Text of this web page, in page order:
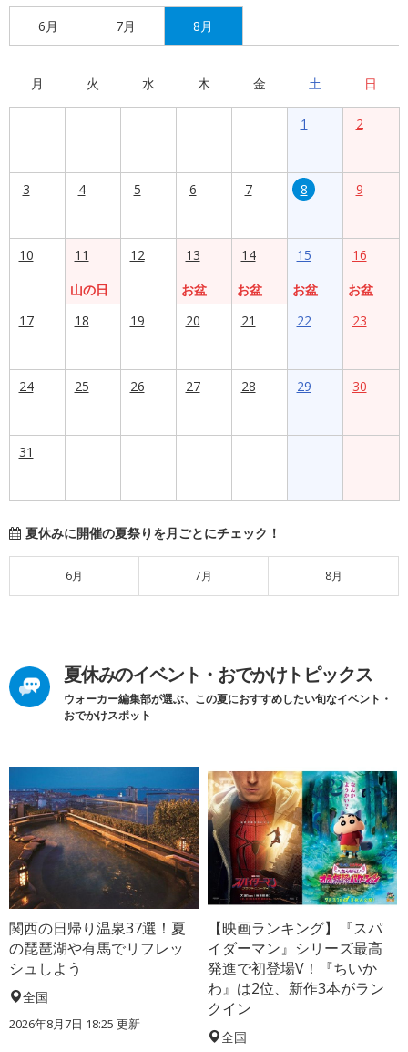
6月 7月 8月
月 火 水 木 金 土 日
1 2
3 4 5 6 7 8 9
10
11
山の日
12
13
お盆
14
お盆
15
お盆
16
お盆
17
18 19 20 21 22 23
24 25 26 27 28 29 30
31
夏休みに開催の夏祭りを月ごとにチェック！
6月 7月 8月
夏休みのイベント・おでかけトピックス
ウォーカー編集部が選ぶ、この夏におすすめしたい旬なイベント・
おでかけスポット
関西の日帰り温泉37選！夏
の琵琶湖や有馬でリフレッ
シュしよう
全国
2026年8月7日 18:25 更新
【映画ランキング】『スパ
イダーマン』シリーズ最高
発進で初登場V！『ちいか
わ』は2位、新作3本がラン
クイン
全国